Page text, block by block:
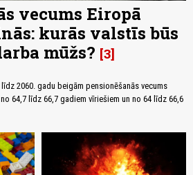
vecums Eiropā
kurās valstīs būs
mūžs? 3
2060. gadu beigām pensionēšanās vecums
64,7 līdz 66,7 gadiem vīriešiem un no 64 līdz 66,6